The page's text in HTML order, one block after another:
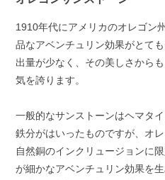
1910年代にアメリカのオレゴン
品なアベンチュリン効果がとて
出量が少なく、その美しさから
気を誇ります。
一般的なサンストーンはヘマタ
鉄分がはいったものですが、オ
自然銅のインクリュージョンに
が細かなアベンチュリン効果を